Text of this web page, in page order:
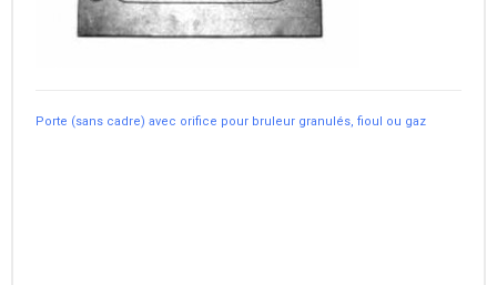
Porte (sans cadre) avec orifice pour bruleur granulés, fioul ou gaz